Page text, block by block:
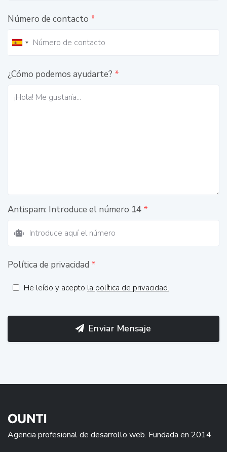
Número de contacto *
¿Cómo podemos ayudarte? *
Antispam: Introduce el número 14 *
Política de privacidad *
He leído y acepto la política de privacidad.
Enviar Mensaje
Agencia profesional de desarrollo web. Fundada en 2014.